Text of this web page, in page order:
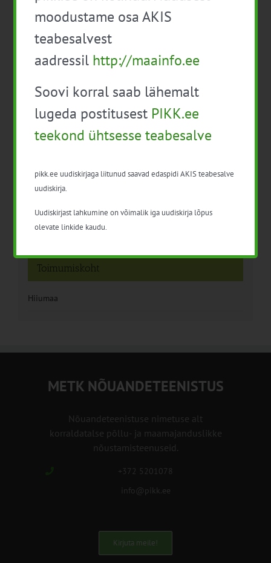
täienduskoolitus
Detailid
6. veebr. 2013
Muu
Toimumiskoht
Hiiumaa
METK NÕUANDETEENISTUS
Nõuandeteenistuse nimetuse alt
korraldatalse põllu- ja maamajanduslikke
nõustamisteenuseid.
+372 5201078
info@pikk.ee
Kirjuta meile!
moodustame osa AKIS
teabesalvest
aadressil http://maainfo.ee
Soovi korral saab lähemalt
lugeda postitusest PIKK.ee
teekond ühtsesse teabesalve
pikk.ee uudiskirjaga liitunud saavad edaspidi AKIS teabesalve
uudiskirja.
Uudiskirjast lahkumine on võimalik iga uudiskirja lõpus
olevate linkide kaudu.